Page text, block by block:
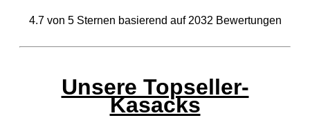
4.7von 5Sternen basierend auf 2032 Bewertungen
Unsere Topseller-
Kasacks